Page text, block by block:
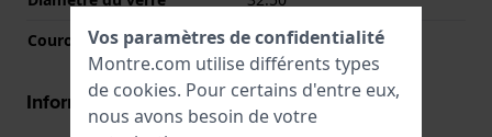
Couronne
Couronne de tirer
Informations mouvement
Vos paramètres de confidentialité
Montre.com utilise différents types
de cookies. Pour certains d'entre eux,
nous avons besoin de votre